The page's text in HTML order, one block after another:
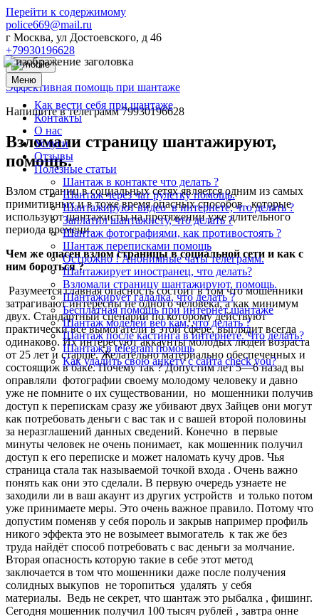
Перейти к содержимому
police669@mail.ru
г Москва, ул Достоевского, д 46
+79930196628
Меню
Как вести себя при шантаже
Контакты
О нас
Услуги
Отзывы
Полезные статьи
Шантаж в контакте что делать ?
Шантаж через чат рулетку помощь.
Шантажируют видео в интернете, что делать ?
Заплатил шантажисту, что делать ?
Шантаж фотографиями, как противостоять ?
Шантаж переписками помощь
Острожно ! Анонимные чаты телеграмм.
Шантажирует иностранец, что делать?
Взломали страницу шантажируют, помощь.
Шантажирует гадалка, что делать ?
Бесплатная помощь при интернет шантаже
Шантаж моделей веб кам, что делать ?
Шантаж после кастинга в интернете. Что делать?
Шантаж в telegram помощь
Как удалить свою анкету с сайта check you?
Эффективная помощь при шантаже
Напишите в телеграмм 79930196628
Взломали страницу шантажируют,
помощь.
Взлом страниц в социальных сетях является одним из самых
примитивных и в тоже время опасных способов , которые
используют шантажисты на протяжении уже длительного
периода времени .
Чем же опасен взлом страницы в социальной сети и как с
ним бороться ?
Разумеется главная опасность состоит в том что мошенники
затрагивают интересны не одного человека, а как минимум
двух. Стандартный сценарий по которому действуют
практически все вымогатели в этой сфере, выглядит всегда
одинаково. Их интересуют аккаунты молодых людей возраста
от 25 лет и старше. Желательно материально обеспеченных и
состоящиж в баке. Почему так ? Допустим лет 5—6 назад вы
оправляли фотографии своему молодому человеку и давно
уже не помните о их существовании, но мошенники получив
доступ к перепискам сразу же убивают двух Зайцев они могут
как потребовать деньги с вас так и с вашей второй половины
за неразглашений данных сведений. Конечно в первые
минуты человек не очень понимает, как мошенник получил
доступ к его переписке и может наломать кучу дров. Чья
страница стала так называемой точкой входа . Очень важно
понять как они это сделали. В первую очередь узнаете не
заходили ли в ваш акаунт из других устройств и только потом
уже принимаете меры. Это очень важное правило. Потому что
допустим поменяв у себя пороль и закрыв например профиль
никого эффекта это не возымеет вымогатель к так же без
труда найдёт способ потребовать с вас деньги за молчание.
Вторая опасность которую такие в себе этот метод
заключается в том что мошенники даже после получения
солидных выкупов не торопиться удалять у себя
материалы. Ведь не секрет, что шантаж это рыбалка , фишинг.
Сегодня мошенник получил 100 тысяч рублей , завтра онне